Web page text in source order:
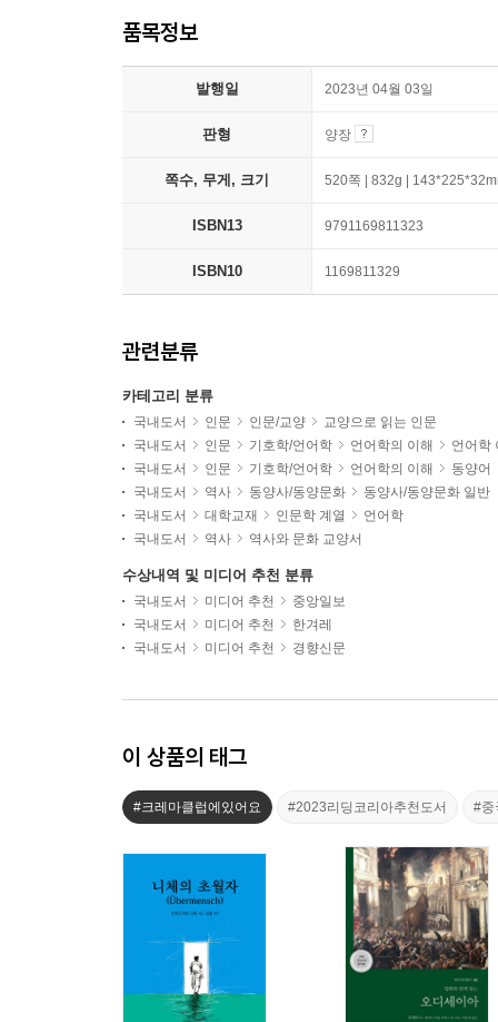
품목정보
발행일 2023년 04월 03일
판형 양장
쪽수, 무게, 크기 520쪽 | 832g |
ISBN13 9791169811323
ISBN10 1169811329
관련분류
카테고리 분류
국내도서 인문 인문/교양
교양으로 읽는 인문
국내도서
인문 기호학/언어학 언어학의 이해
언어학
국내도서
인문 기호학/언어학 언어학의 이해
동양어
국내도서
역사 동양사/동양문화
동양사/동양문화 일반
국내도서
대학교재 인문학 계열
언어학
국내도서
역사 역사와 문화 교양서
수상내역 및 미디어 추천 분류
국내도서 미디어 추천
중앙일보
국내도서
미디어 추천
한겨레
국내도서
미디어 추천 경향신문
이 상품의 태그
#크레마클럽에있어요 #2023리딩코리아추천도서 #중